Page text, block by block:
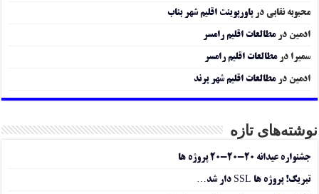
محبوبه نقابی درپاورپوینت اقلیم شهر بناب
ادمین درمطالعات اقلیم رامسر
سمیرا درمطالعات اقلیم رامسر
ادمین درمطالعات اقلیم شهر پرند
نوشته‌های تازه
جشنواره عیدانه ۲۰-۲۰-۲۰ پروژه ها
تبریک! پروژه ها SSL دار شد…